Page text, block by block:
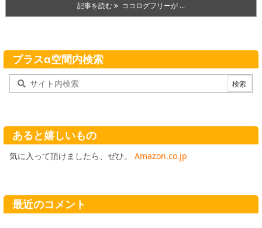
記事を読む ココログフリーが ...
プラスα空間内検索
あると嬉しいもの
気に入って頂けましたら、ぜひ。 Amazon.co.jp
最近のコメント